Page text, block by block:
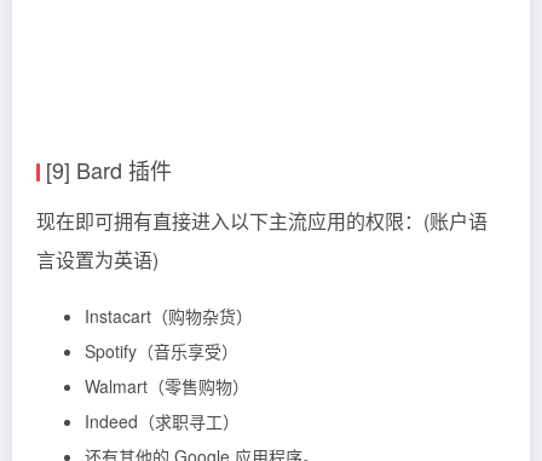
[9] Bard 插件
现在即可拥有直接进入以下主流应用的权限：(账户语
言设置为英语)
Instacart（购物杂货）
Spotify（音乐享受）
Walmart（零售购物）
Indeed（求职寻工）